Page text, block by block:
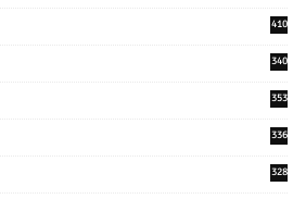
410
340
353
336
328